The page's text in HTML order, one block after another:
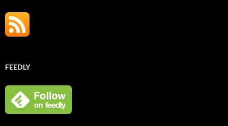
FEEDLY